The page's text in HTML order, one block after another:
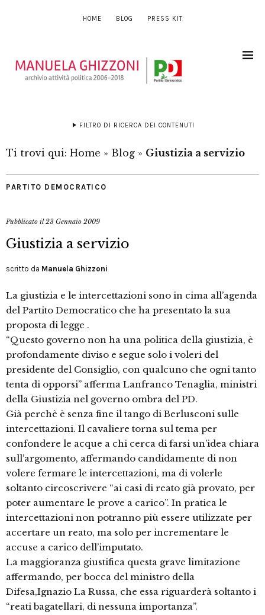
HOME BLOG PRESS KIT
FILTRO DI RICERCA DEI CONTENUTI
Ti trovi qui: Home » Blog » Giustizia a servizio
PARTITO DEMOCRATICO
Pubblicato il23 Gennaio 2009
Giustizia a servizio
scritto da Manuela Ghizzoni
La giustizia e le intercettazioni sono in cima all’agenda
del Partito Democratico che ha presentato la sua
proposta di legge .
“Questo governo non ha una politica della giustizia, è
profondamente diviso e segue solo i voleri del
presidente del Consiglio, con qualcuno che ogni tanto
tenta di opporsi” afferma Lanfranco Tenaglia, ministri
della Giustizia nel governo ombra del PD.
Già perchè è senza fine il tango di Berlusconi sulle
intercettazioni. Il cavaliere torna sul tema per
confondere le acque a chi cerca di farsi un’idea chiara
sull’argomento, affermando candidamente di non
volere fermare le intercettazioni, ma di volerle
soltanto circoscrivere “ai casi di reato già provato, per
poter aumentare le prove a carico”. In pratica le
intercettazioni non potranno più essere utilizzate per
accertare un reato, ma solo per incrementare le
accuse a carico dell’imputato.
La maggioranza giustifica questa grave limitazione
affermando, per bocca del ministro della
Difesa,Ignazio La Russa, che essa riguarderà soltanto i
“reati bagatellari, di nessuna importanza”.